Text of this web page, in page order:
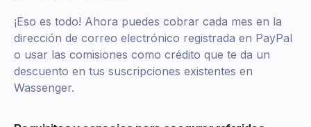
¡Eso es todo! Ahora puedes cobrar cada mes en la
dirección de correo electrónico registrada en PayPal
o usar las comisiones como crédito que te da un
descuento en tus suscripciones existentes en
Wassenger.